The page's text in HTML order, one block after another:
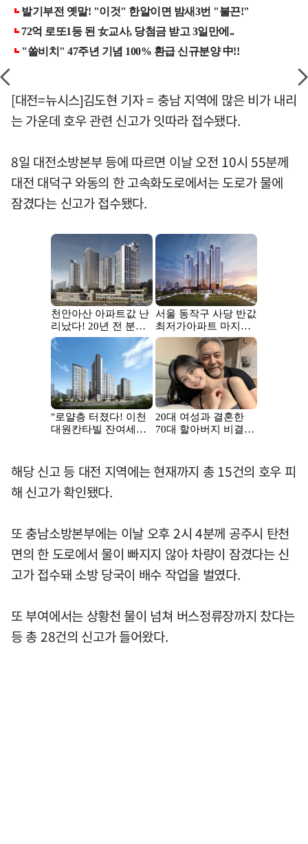
[대전=뉴시스]김도현 기자 = 충남 지역에 많은 비가 내리
는 가운데 호우 관련 신고가 잇따라 접수됐다.
8일 대전소방본부 등에 따르면 이날 오전 10시 55분께
대전 대덕구 와동의 한 고속화도로에서는 도로가 물에
잠겼다는 신고가 접수됐다.
해당 신고 등 대전 지역에는 현재까지 총 15건의 호우 피
해 신고가 확인됐다.
또 충남소방본부에는 이날 오후 2시 4분께 공주시 탄천
면의 한 도로에서 물이 빠지지 않아 차량이 잠겼다는 신
고가 접수돼 소방 당국이 배수 작업을 벌였다.
또 부여에서는 상황천 물이 넘쳐 버스정류장까지 찼다는
등 총 28건의 신고가 들어왔다.